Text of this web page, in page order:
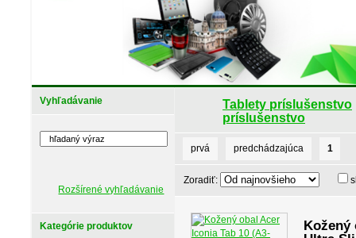
Vyhľadávanie
Rozšírené vyhľadávanie
Kategórie produktov
Tablety príslušenstvo
príslušenstvo
prvá predchádzajúca 1
Zoradiť:
Kožený